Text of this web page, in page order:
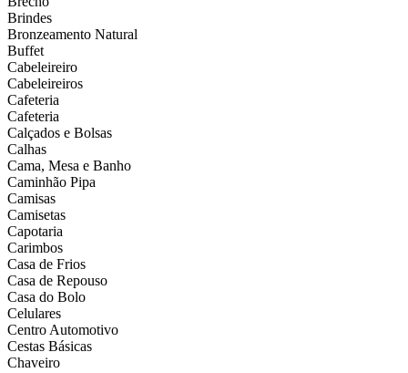
Brindes
Bronzeamento Natural
Buffet
Cabeleireiro
Cabeleireiros
Cafeteria
Cafeteria
Calçados e Bolsas
Calhas
Cama, Mesa e Banho
Caminhão Pipa
Camisas
Camisetas
Capotaria
Carimbos
Casa de Frios
Casa de Repouso
Casa do Bolo
Celulares
Centro Automotivo
Cestas Básicas
Chaveiro